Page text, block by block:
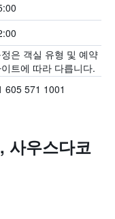
은 객실 유형 및 예약
트에 따라 다릅니다.
605 571 1001
사우스다코